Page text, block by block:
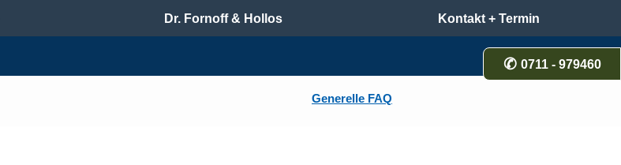
Generelle FAQ
Dr. Fornoff & Hollos Kontakt + Termin
0711 - 979460